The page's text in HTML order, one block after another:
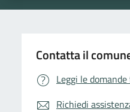
Contatta il
Leggi le
Richiedi